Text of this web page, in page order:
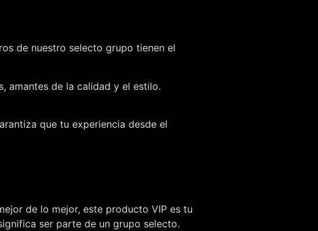
de nuestro selecto grupo tienen el
amantes de la calidad y el estilo.
que tu experiencia desde el
de lo mejor, este producto VIP es tu
ser parte de un grupo selecto.